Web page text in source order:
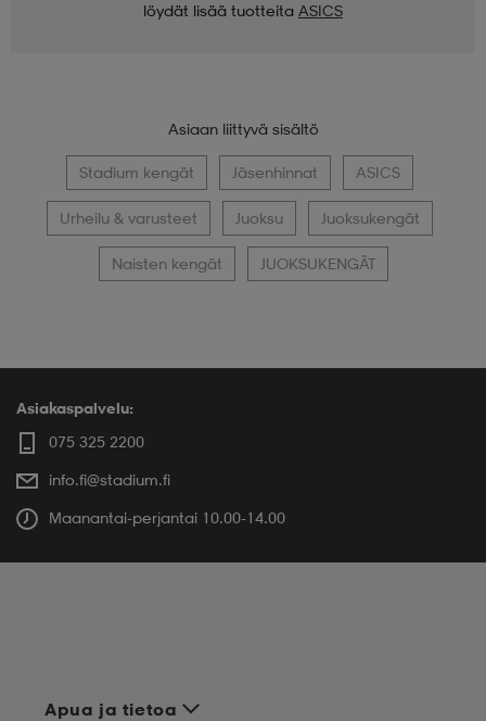
löydät lisää tuotteita ASICS
Asiaan liittyvä sisältö
Stadium kengät Jäsenhinnat ASICS
Urheilu & varusteet Juoksu Juoksukengät
Naisten kengät JUOKSUKENGÄT
Asiakaspalvelu:
075 325 2200
info.fi@stadium.fi
Maanantai-perjantai 10.00-14.00
Apua ja tietoa